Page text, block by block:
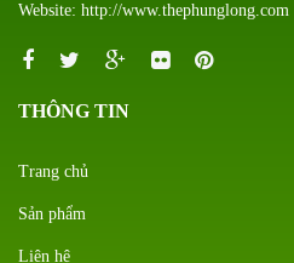
Website: http://www.thephunglong.com
THÔNG TIN
Trang chủ
Sản phẩm
Liên hệ